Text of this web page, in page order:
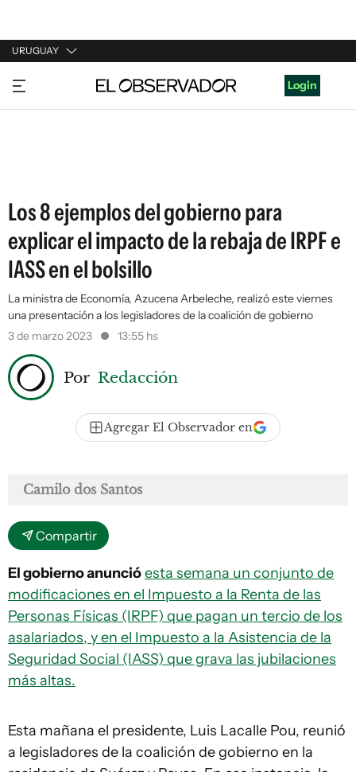
URUGUAY
URUGUAY
ARGENTINA
Login
Los 8 ejemplos del gobierno para
explicar el impacto de la rebaja de IRPF e
IASS en el bolsillo
La ministra de Economía, Azucena Arbeleche, realizó este viernes
una presentación a los legisladores de la coalición de gobierno
3 de marzo 2023
13:55 hs
Por Redacción
Agregar El Observador en
Camilo dos Santos
Compartir
El gobierno anuncióesta semana un conjunto de
modificaciones en el Impuesto a la Renta de las
Personas Físicas (IRPF) que pagan un tercio de los
asalariados, y en el Impuesto a la Asistencia de la
Seguridad Social (IASS) que grava las jubilaciones
más altas.
Esta mañana el presidente, Luis Lacalle Pou, reunió
a legisladores de la coalición de gobierno en la